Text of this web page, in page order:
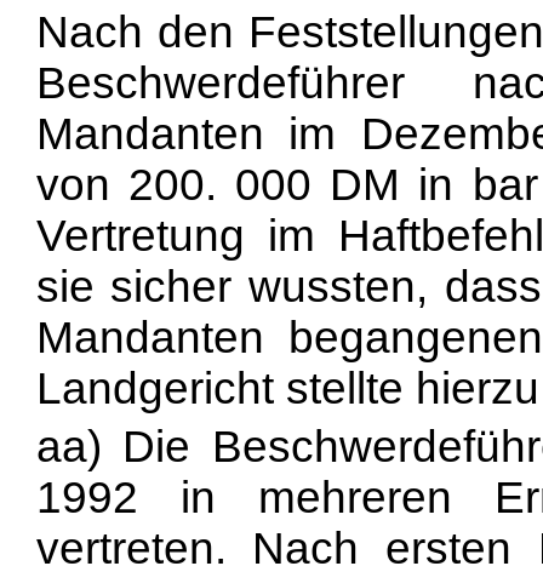
Nach den
Beschwerdeführer
Mandanten im
von 200. 000 DM in
Vertretung im
sie sicher wussten,
Mandanten
Landgericht stellte
aa) Die
1992 in mehreren
vertreten. Nach